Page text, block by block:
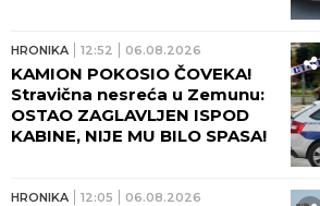
ZBOG OVOGA!
HRONIKA 12:52 06.08.2026
KAMION POKOSIO ČOVEKA!
Stravična nesreća u Zemunu:
OSTAO ZAGLAVLJEN ISPOD
KABINE, NIJE MU BILO SPASA!
HRONIKA 12:05 06.08.2026